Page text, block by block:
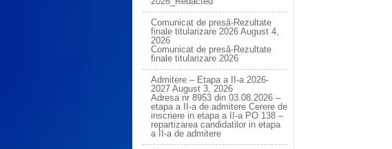
Comunicat de presă-Rezultate
finale titularizare 2026 August 4,
2026
Comunicat de presă-Rezultate
finale titularizare 2026
Admitere – Etapa a II-a 2026-
2027 August 3, 2026
Adresa nr 8953 din 03.08.2026 –
etapa a II-a de admitere Cerere de
inscriere in etapa a II-a PO 138 –
repartizarea candidatilor in etapa
a II-a de admitere